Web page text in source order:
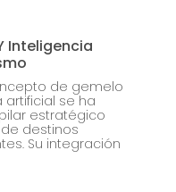
Inteligencia
de gemelo
artificial se ha
estratégico
destinos
Su integración